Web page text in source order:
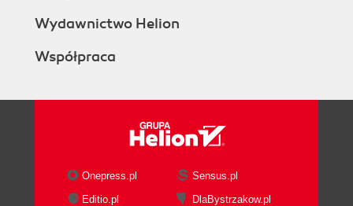
Wydawnictwo Helion
Współpraca
Onepress.pl
Sensus.pl
Editio.pl
DlaBystrzakow.pl